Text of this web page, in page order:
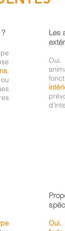
,
Les
Oui.